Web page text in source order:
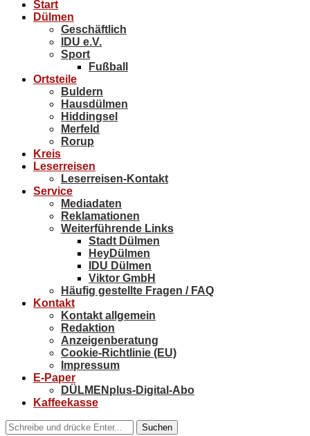
Start
Dülmen
Geschäftlich
IDU e.V.
Sport
Fußball
Ortsteile
Buldern
Hausdülmen
Hiddingsel
Merfeld
Rorup
Kreis
Leserreisen
Leserreisen-Kontakt
Service
Mediadaten
Reklamationen
Weiterführende Links
Stadt Dülmen
HeyDülmen
IDU Dülmen
Viktor GmbH
Häufig gestellte Fragen / FAQ
Kontakt
Kontakt allgemein
Redaktion
Anzeigenberatung
Cookie-Richtlinie (EU)
Impressum
E-Paper
DÜLMENplus-Digital-Abo
Kaffeekasse
Suchen